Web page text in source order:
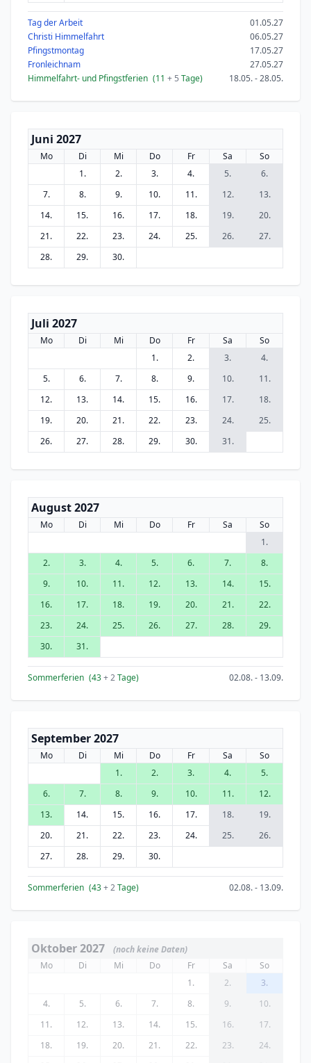
Tag der Arbeit
01.05.27
Christi Himmelfahrt
06.05.27
Pfingstmontag
17.05.27
Fronleichnam
27.05.27
Himmelfahrt- und Pfingstferien (11 + 5 Tage) 18.05. - 28.05.
Juni 2027
Mo Di Mi Do Fr Sa
So
1.
2. 3. 4. 5.
6.
7.
8. 9. 10. 11. 12.
13.
14.
15. 16. 17. 18. 19.
20.
21.
22. 23. 24. 25. 26.
27.
28.
29. 30.
Juli 2027
Mo Di Mi Do Fr Sa
So
1.
2. 3.
4.
5.
6. 7. 8. 9. 10.
11.
12.
13. 14. 15. 16. 17.
18.
19.
20. 21. 22. 23. 24.
25.
26.
27. 28. 29. 30. 31.
August 2027
Mo Di Mi Do Fr Sa
So
1.
2.
3. 4. 5. 6. 7.
8.
9.
10. 11. 12. 13. 14.
15.
16.
17. 18. 19. 20. 21.
22.
23.
24. 25. 26. 27. 28.
29.
30.
31.
Sommerferien (43+ 2Tage) 02.08. - 13.09.
September 2027
Mo Di Mi Do Fr Sa
So
1.
2. 3. 4.
5.
6.
7. 8. 9. 10. 11.
12.
13.
14. 15. 16. 17. 18.
19.
20.
21. 22. 23. 24. 25.
26.
27.
28. 29. 30.
Sommerferien (43+ 2Tage) 02.08. - 13.09.
Oktober 2027
(noch keine Daten)
Mo
Di Mi Do Fr Sa
So
1.
2.
3.
4.
5. 6. 7. 8. 9.
10.
11.
12. 13. 14. 15. 16.
17.
18.
19. 20. 21. 22. 23.
24.